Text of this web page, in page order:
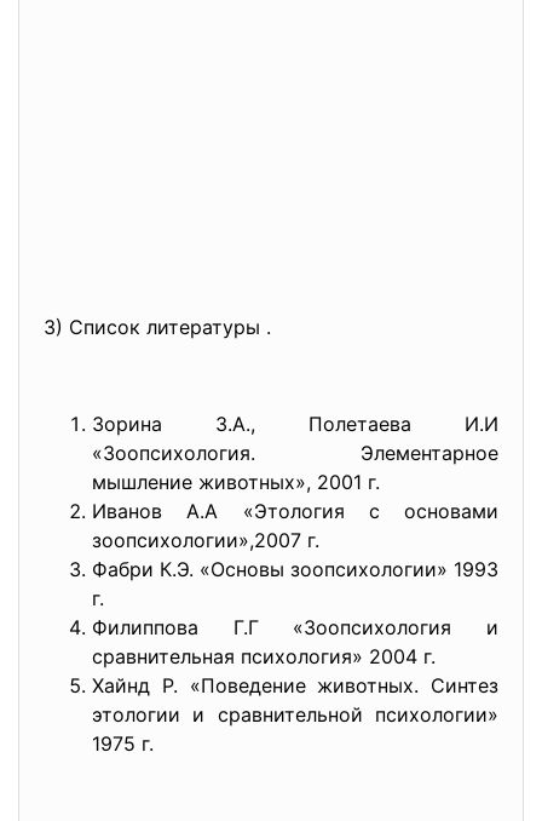
3) Список литературы .
Зорина З.А., Полетаева И.И
«Зоопсихология. Элементарное
мышление животных», 2001 г.
Иванов А.А «Этология с основами
зоопсихологии»,2007 г.
Фабри К.Э. «Основы зоопсихологии» 1993
г.
Филиппова Г.Г «Зоопсихология и
сравнительная психология» 2004 г.
Хайнд Р. «Поведение животных. Синтез
этологии и сравнительной психологии»
1975 г.